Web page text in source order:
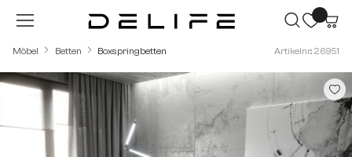
Zum Hauptinhalt springen
Möbel Betten Boxspringbetten Artikelnr.: 26951
Bildergalerie überspringen